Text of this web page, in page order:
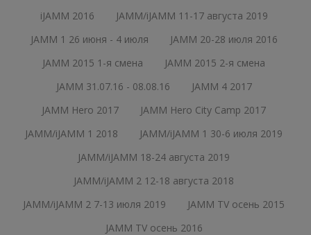
iJAMM 2016
JAMM/iJAMM 11-17 августа 2019
JAMM 1 26 июня - 4 июля
JAMM 20-28 июля 2016
JAMM 2015 1-я смена
JAMM 2015 2-я смена
JAMM 31.07.16 - 08.08.16
JAMM 4 2017
JAMM Hero 2017
JAMM Hero City Camp 2017
JAMM/iJAMM 1 2018
JAMM/iJAMM 1 30-6 июля 2019
JAMM/iJAMM 18-24 августа 2019
JAMM/iJAMM 2 12-18 августа 2018
JAMM/iJAMM 2 7-13 июля 2019
JAMM TV осень 2015
JAMM TV осень 2016